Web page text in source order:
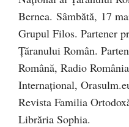
Bernea. Sâmbătă, 17
Grupul Filos. Partener
Țăranului Român.
Română, Radio
Internațional,
Revista Familia
Librăria Sophia.